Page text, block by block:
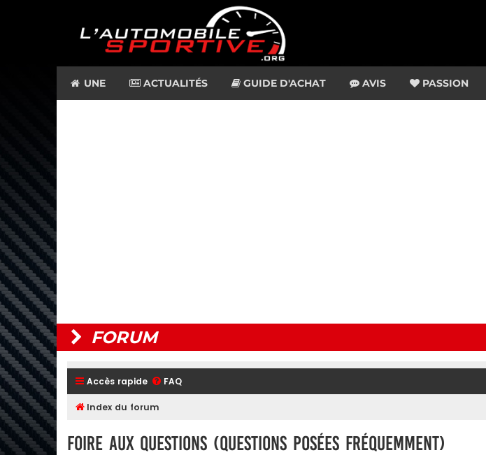
UNE ACTUALITÉS GUIDE D'ACHAT AVIS PASSION
FORUM
Accès rapide FAQ
Index du forum
Foire aux questions (Questions posées fréquemment)